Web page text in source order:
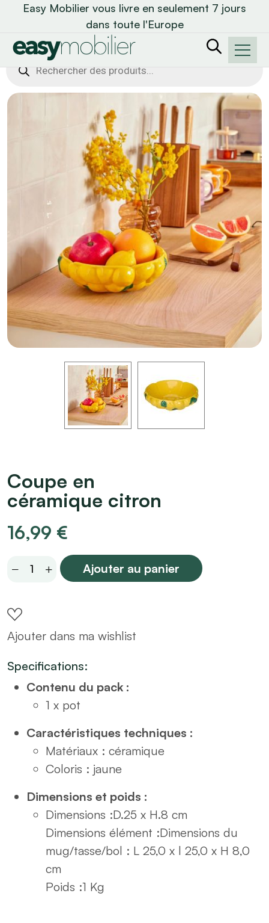
Easy Mobilier vous livre en seulement 7 jours
dans toute l'Europe
Recherche
de
Coupe en
céramique citron
16,99 €
Coupe
citron
quantity
Ajouter au panier
Ajouter dans ma wishlist
Specifications:
Contenu du pack :
1 x pot
Caractéristiques techniques :
Matériaux : céramique
Coloris : jaune
Dimensions et poids :
Dimensions :D.25 x H.8 cm
Dimensions élément :Dimensions du
mug/tasse/bol : L 25,0 x l 25,0 x H 8,0
cm
Poids :1 Kg